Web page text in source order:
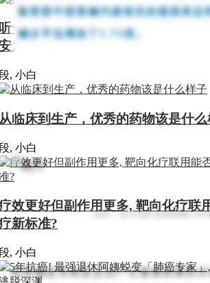
鼠肾脏中甜菜碱代谢相关的基因表达
碱水平也增加了
倍。
甜菜，每100g约含甜菜碱
甜菜碱是否就是运动产生健康因素的
一对父女诉说，他们如何相扶相
之路”
, 小白
临床到生产，优秀的药物该是什
, 小白
效更好但副作用更多, 靶向化疗联
新标准?
, 小白